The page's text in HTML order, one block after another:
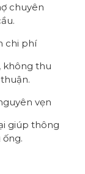
chuyên
chi phí
không thu
vẹn
giúp thông